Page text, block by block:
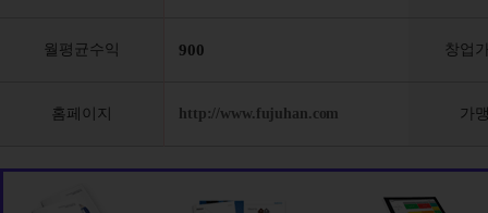
월평균수익 900 창업
홈페이지 http://www.fujuhan.com 가